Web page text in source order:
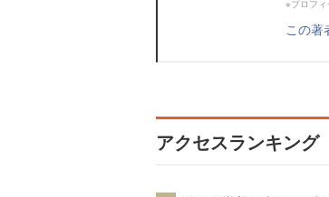
※プロフ
この著
アクセスランキング